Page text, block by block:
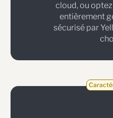
cloud, ou
entièrement
sécurisé par